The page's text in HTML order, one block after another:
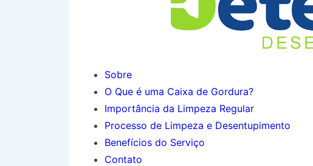
Sobre
O Que é uma Caixa de Gordura?
Importância da Limpeza Regular
Processo de Limpeza e Desentupimento
Benefícios do Serviço
Contato